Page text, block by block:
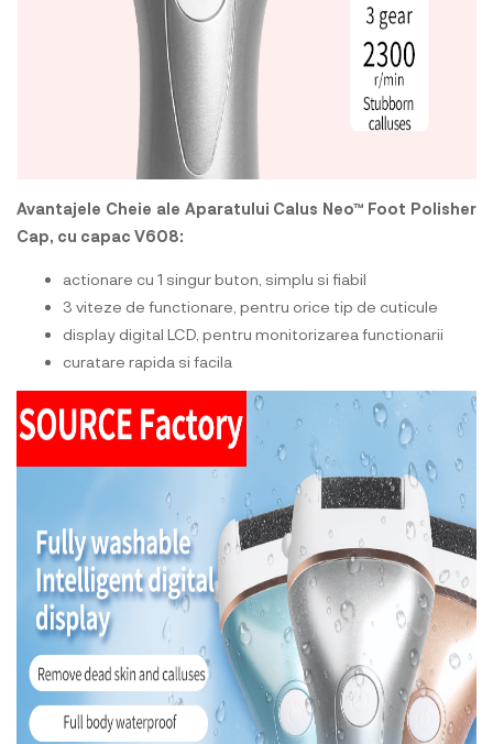
Avantajele Cheie ale Aparatului Calus Neo™ Foot Polisher
Cap, cu capac V608:
actionare cu 1 singur buton, simplu si fiabil
3 viteze de functionare, pentru orice tip de cuticule
display digital LCD, pentru monitorizarea functionarii
curatare rapida si facila